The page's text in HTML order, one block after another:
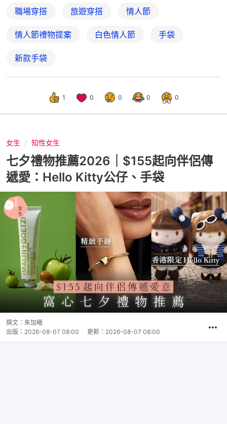
職場穿搭 旅遊穿搭 情人節
情人節禮物提案 白色情人節 手袋
新款手袋
1 0 0 0 0
女生 知性女生
七夕禮物推薦2026｜$155起向伴侶傳
遞愛：Hello Kitty公仔、手袋
撰文： 朱加曦
出版： 2026-08-07 08:00 更新： 2026-08-07 08:00